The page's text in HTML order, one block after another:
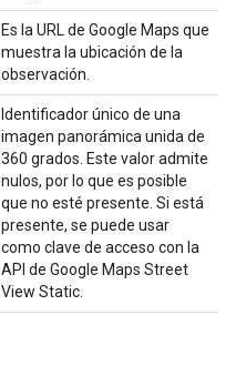
Es la URL de Google Maps que
muestra la ubicación de la
observación.
Identificador único de una
imagen panorámica unida de
360 grados. Este valor admite
nulos, por lo que es posible
que no esté presente. Si está
presente, se puede usar
como clave de acceso con la
API de Google Maps Street
View Static.